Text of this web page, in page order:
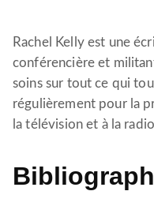
Rachel Kelly est une
conférencière et
soins sur tout ce qui
régulièrement pour la
la télévision et à la